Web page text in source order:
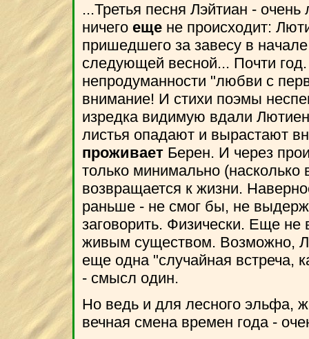
...Третья песня Лэйтиан -
ничего ещене происходит:
пришедшего за завесу в
следующей весной... Почти
непродуманности "любви с
внимание! И стихи поэмы
изредка видимую вдали
листья опадают и вырастают
проживаетБерен. И через
только минимально
возвращается к жизни.
раньше - не смог бы, не
заговорить. Физически. Еще не
живым существом. Возможно,
еще одна "случайная встреча,
- смысл один.
Но ведь и для лесного эльфа,
вечная смена времен года -